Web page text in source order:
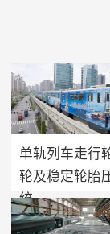
单轨列车走行
轮及稳定轮胎
统
...
单轨列车胎压监